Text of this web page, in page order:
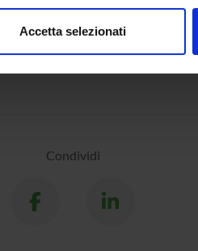
dalla Dichiarazione sui
Accetta selezionati
Condividi